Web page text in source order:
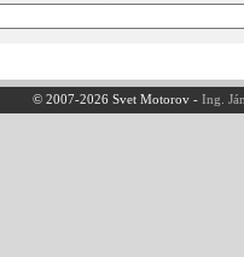
© 2007-2026 Svet Motorov -Ing.